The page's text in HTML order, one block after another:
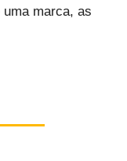
marca, as